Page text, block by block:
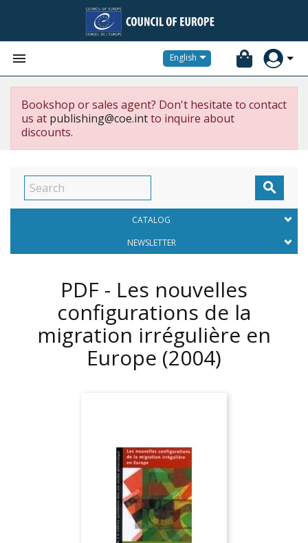
 English
Bookshop or sales agent? Don't hesitate to contact
us at publishing@coe.intto inquire about
discounts.

CATALOG
NEWSLETTER
PDF - Les nouvelles
configurations de la
migration irrégulière en
Europe (2004)